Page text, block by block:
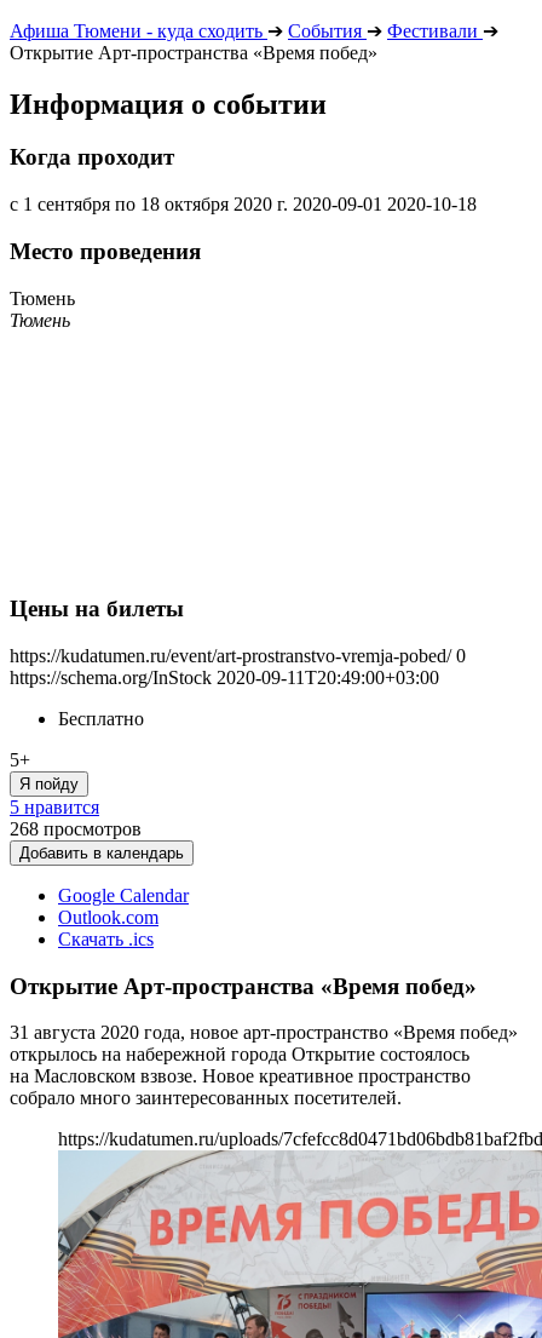
Афиша Тюмени - куда сходить ➔ События ➔ Фестивали ➔
Открытие Арт-пространства «Время побед»
Информация о событии
Когда проходит
с 1 сентября по 18 октября 2020 г. 2020-09-01 2020-10-18
Место проведения
Тюмень
Тюмень
Цены на билеты
https://kudatumen.ru/event/art-prostranstvo-vremja-pobed/ 0
https://schema.org/InStock 2020-09-11T20:49:00+03:00
Бесплатно
5+
Я пойду
5 нравится
268 просмотров
Добавить в календарь
Google Calendar
Outlook.com
Скачать .ics
Открытие Арт-пространства «Время побед»
31 августа 2020 года, новое арт-пространство «Время побед»
открылось на набережной города Открытие состоялось
на Масловском взвозе. Новое креативное пространство
собрало много заинтересованных посетителей.
https://kudatumen.ru/uploads/